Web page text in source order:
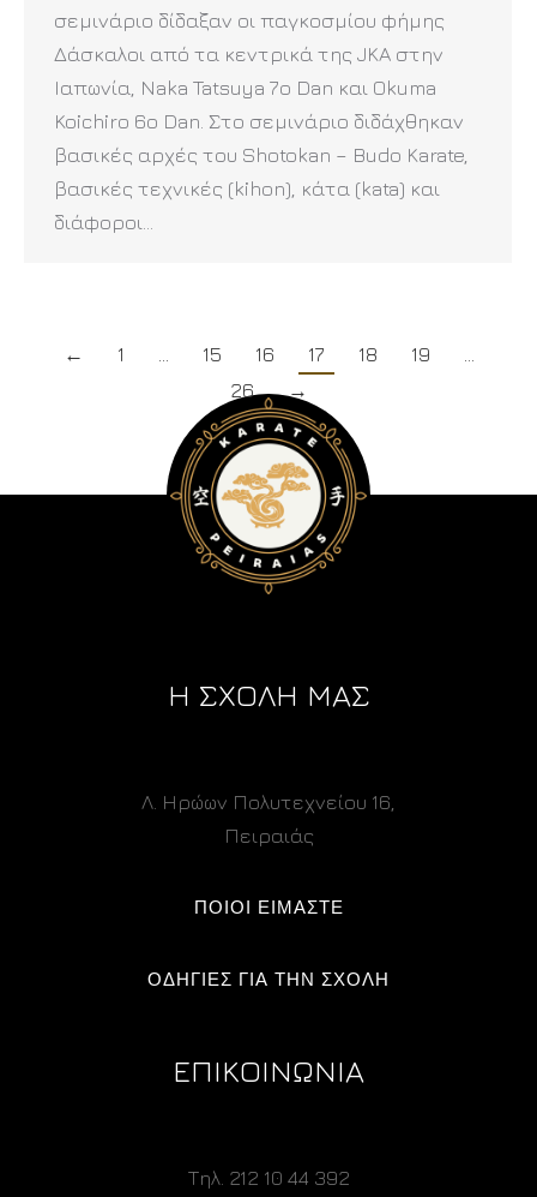
σεμινάριο δίδαξαν οι παγκοσμίου φήμης
Δάσκαλοι από τα κεντρικά της JKA στην
Ιαπωνία, Naka Tatsuya 7ο Dan και Okuma
Koichiro 6ο Dan. Στο σεμινάριο διδάχθηκαν
βασικές αρχές του Shotokan – Budo Karate,
βασικές τεχνικές (kihon), κάτα (kata) και
διάφοροι…
← 1 15 16 17 18 19
26
→
Η ΣΧΟΛΗ ΜΑΣ
Λ. Ηρώων Πολυτεχνείου 16,
Πειραιάς
ΠΟΙΟΙ ΕΙΜΑΣΤΕ
ΟΔΗΓΙΕΣ ΓΙΑ ΤΗΝ ΣΧΟΛΗ
ΕΠΙΚΟΙΝΩΝΙΑ
Τηλ. 212 10 44 392